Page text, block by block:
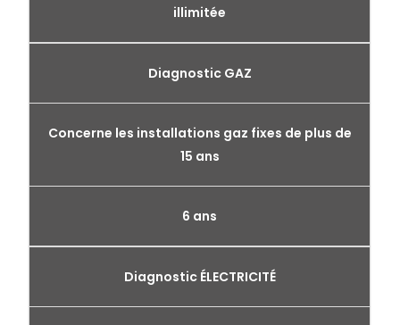
illimitée
Diagnostic GAZ
Concerne les installations gaz fixes de plus de
15 ans
6 ans
Diagnostic ÉLECTRICITÉ